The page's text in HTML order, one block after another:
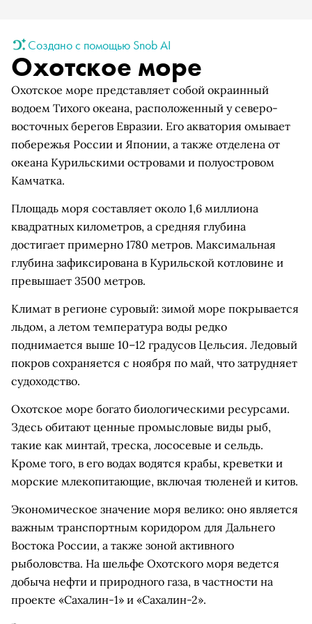
Создано с помощью Snob AI
Охотское море
Охотское море представляет собой окраинный
водоем Тихого океана, расположенный у северо-
восточных берегов Евразии. Его акватория омывает
побережья России и Японии, а также отделена от
океана Курильскими островами и полуостровом
Камчатка.
Площадь моря составляет около 1,6 миллиона
квадратных километров, а средняя глубина
достигает примерно 1780 метров. Максимальная
глубина зафиксирована в Курильской котловине и
превышает 3500 метров.
Климат в регионе суровый: зимой море покрывается
льдом, а летом температура воды редко
поднимается выше 10–12 градусов Цельсия. Ледовый
покров сохраняется с ноября по май, что затрудняет
судоходство.
Охотское море богато биологическими ресурсами.
Здесь обитают ценные промысловые виды рыб,
такие как минтай, треска, лососевые и сельдь.
Кроме того, в его водах водятся крабы, креветки и
морские млекопитающие, включая тюленей и китов.
Экономическое значение моря велико: оно является
важным транспортным коридором для Дальнего
Востока России, а также зоной активного
рыболовства. На шельфе Охотского моря ведется
добыча нефти и природного газа, в частности на
проекте «Сахалин-1» и «Сахалин-2».